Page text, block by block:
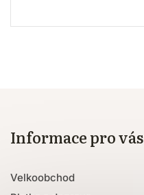
Informace pro vás
Velkoobchod